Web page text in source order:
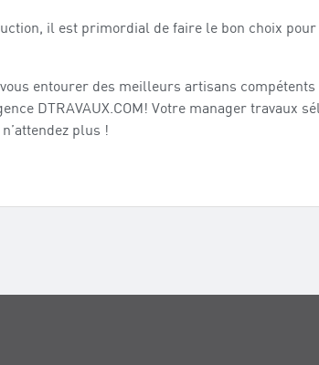
il est primordial de faire le bon choix
entourer des meilleurs artisans
DTRAVAUX.COM! Votre manager travaux
plus !